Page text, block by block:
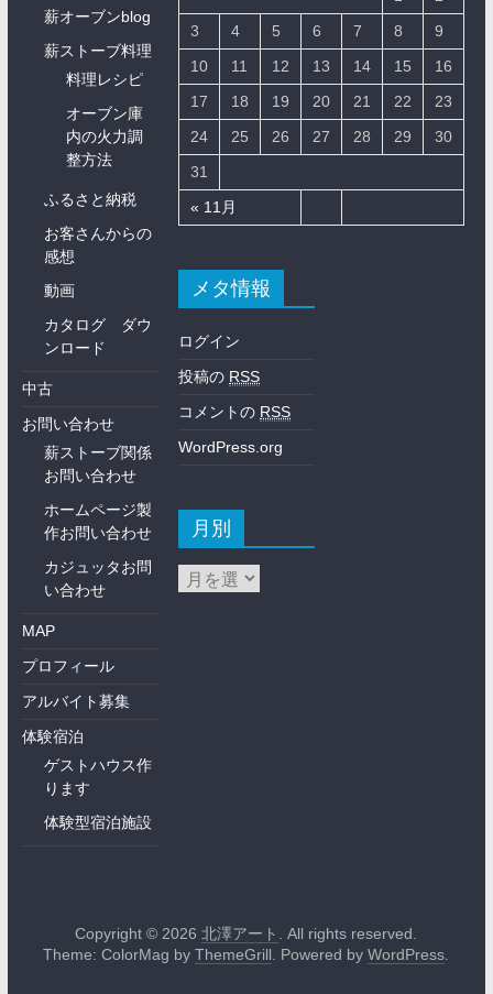
薪オーブンblog
薪ストーブ料理
料理レシピ
オーブン庫
内の火力調
整方法
ふるさと納税
お客さんからの
感想
動画
カタログ ダウ
ンロード
中古
お問い合わせ
薪ストーブ関係
お問い合わせ
ホームページ製
作お問い合わせ
カジュッタお問
い合わせ
MAP
プロフィール
アルバイト募集
体験宿泊
ゲストハウス作
ります
体験型宿泊施設
« 11月
3
4 5 6 7 8
9
10
11 12 13 14 15
16
17
18 19 20 21 22
23
24
25 26 27 28 29
30
31
メタ情報
ログイン
投稿の RSS
コメントの RSS
WordPress.org
月別
Copyright © 2026北澤アート . All rights reserved.
Theme: ColorMag byThemeGrill. Powered byWordPress.